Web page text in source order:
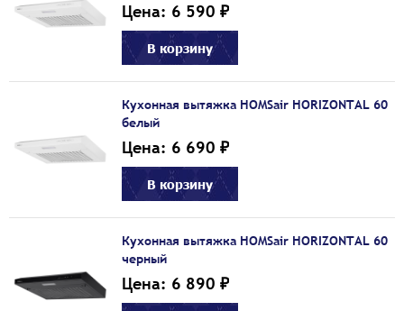
Цена: 6 590 ₽
В корзину
Кухонная вытяжка HOMSair HORIZONTAL 60
белый
Цена: 6 690 ₽
В корзину
Кухонная вытяжка HOMSair HORIZONTAL 60
черный
Цена: 6 890 ₽